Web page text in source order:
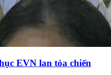
EVN lan tỏa chiến